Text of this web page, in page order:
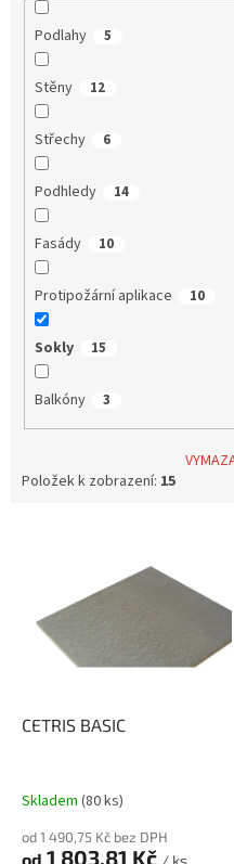
Podlahy 5
Stěny 12
Střechy 6
Podhledy 14
Fasády 10
Protipožární aplikace 10
Sokly 15
Balkóny 3
Položek k zobrazení: 15
CETRIS BASIC
Skladem (80 ks)
od 1 490,75 Kč bez DPH
od 1 803,81 Kč / ks